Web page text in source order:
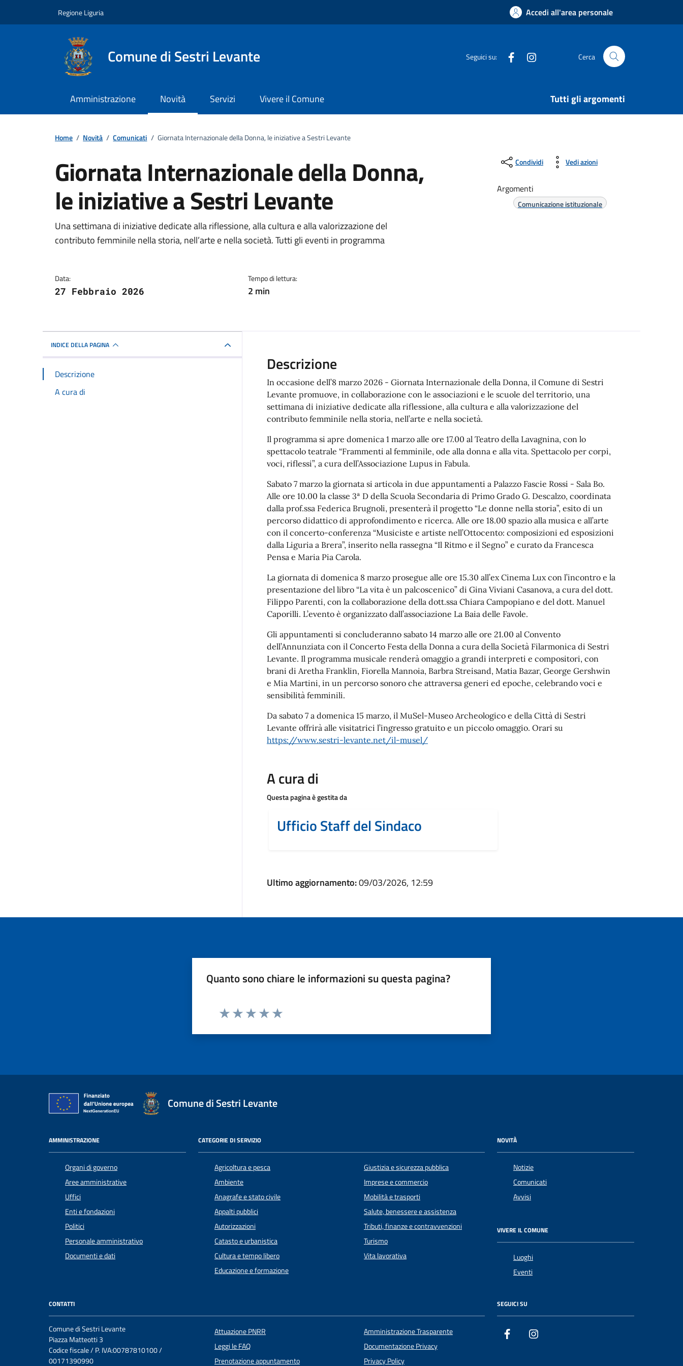
Regione Liguria Accedi all'area personale
Comune di Sestri Levante Seguici su: Facebook Cerca
Amministrazione Novità Servizi Vivere il Comune Tutti gli argomenti
Home / Novità / Comunicati / Giornata Internazionale della Donna, le iniziative a Sestri Levante
Giornata Internazionale della Donna,
le iniziative a Sestri Levante
Dettagli della notizia
Una settimana di iniziative dedicate alla riflessione, alla cultura e alla valorizzazione del
contributo femminile nella storia, nell’arte e nella società. Tutti gli eventi in programma
Data:
27 Febbraio 2026
Tempo di lettura:
2 min
Condividi Vedi azioni
Argomenti
Comunicazione istituzionale
INDICE DELLA PAGINA
Descrizione
A cura di
Descrizione
In occasione dell’8 marzo 2026 - Giornata Internazionale della Donna, il Comune di Sestri
Levante promuove, in collaborazione con le associazioni e le scuole del territorio, una
settimana di iniziative dedicate alla riflessione, alla cultura e alla valorizzazione del
contributo femminile nella storia, nell’arte e nella società.
Il programma si apre domenica 1 marzo alle ore 17.00 al Teatro della Lavagnina, con lo
spettacolo teatrale “Frammenti al femminile, ode alla donna e alla vita. Spettacolo per corpi,
voci, riflessi”, a cura dell’Associazione Lupus in Fabula.
Sabato 7 marzo la giornata si articola in due appuntamenti a Palazzo Fascie Rossi - Sala Bo.
Alle ore 10.00 la classe 3ª D della Scuola Secondaria di Primo Grado G. Descalzo, coordinata
dalla prof.ssa Federica Brugnoli, presenterà il progetto “Le donne nella storia”, esito di un
percorso didattico di approfondimento e ricerca. Alle ore 18.00 spazio alla musica e all’arte
con il concerto-conferenza “Musiciste e artiste nell’Ottocento: composizioni ed esposizioni
dalla Liguria a Brera”, inserito nella rassegna “Il Ritmo e il Segno” e curato da Francesca
Pensa e Maria Pia Carola.
La giornata di domenica 8 marzo prosegue alle ore 15.30 all’ex Cinema Lux con l’incontro e la
presentazione del libro “La vita è un palcoscenico” di Gina Viviani Casanova, a cura del dott.
Filippo Parenti, con la collaborazione della dott.ssa Chiara Campopiano e del dott. Manuel
Caporilli. L’evento è organizzato dall’associazione La Baia delle Favole.
Gli appuntamenti si concluderanno sabato 14 marzo alle ore 21.00 al Convento
dell’Annunziata con il Concerto Festa della Donna a cura della Società Filarmonica di Sestri
Levante. Il programma musicale renderà omaggio a grandi interpreti e compositori, con
brani di Aretha Franklin, Fiorella Mannoia, Barbra Streisand, Matia Bazar, George Gershwin
e Mia Martini, in un percorso sonoro che attraversa generi ed epoche, celebrando voci e
sensibilità femminili.
Da sabato 7 a domenica 15 marzo, il MuSel-Museo Archeologico e della Città di Sestri
Levante offrirà alle visitatrici l’ingresso gratuito e un piccolo omaggio. Orari su
https://www.sestri-levante.net/il-musel/
A cura di
Questa pagina è gestita da
Ufficio Staff del Sindaco
Ultimo aggiornamento:09/03/2026, 12:59
Quanto sono chiare le informazioni su questa pagina?
Comune di Sestri Levante
AMMINISTRAZIONE
Organi di governo
Aree amministrative
Uffici
Enti e fondazioni
Politici
Personale amministrativo
Documenti e dati
CATEGORIE DI SERVIZIO
Agricoltura e pesca
Ambiente
Anagrafe e stato civile
Appalti pubblici
Autorizzazioni
Catasto e urbanistica
Cultura e tempo libero
Educazione e formazione
Giustizia e sicurezza pubblica
Imprese e commercio
Mobilità e trasporti
Salute, benessere e assistenza
Tributi, finanze e contravvenzioni
Turismo
Vita lavorativa
NOVITÀ
Notizie
Comunicati
Avvisi
VIVERE IL COMUNE
Luoghi
Eventi
CONTATTI
Comune di Sestri Levante
Piazza Matteotti 3
Codice fiscale / P. IVA:00787810100 /
00171390990
Attuazione PNRR
Leggi le FAQ
Prenotazione appuntamento
Amministrazione Trasparente
Documentazione Privacy
Privacy Policy
SEGUICI SU
Facebook